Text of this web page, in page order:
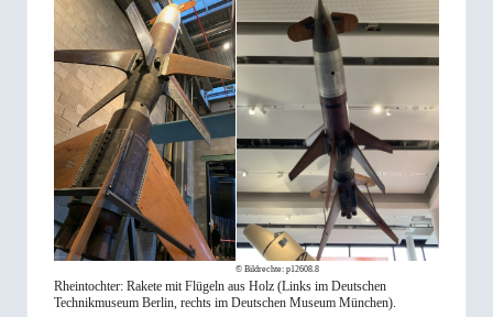
© Bildrechte: p12608.8
Rheintochter: Rakete mit Flügeln aus Holz (Links im Deutschen
Technikmuseum Berlin, rechts im Deutschen Museum München).